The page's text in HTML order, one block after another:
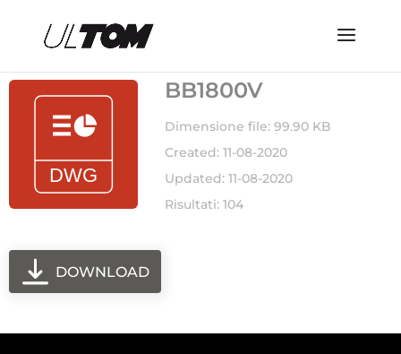
BB1800V
Dimensione file: 99.90 KB
Created: 11-08-2020
Updated: 11-08-2020
Risultati: 104
DOWNLOAD